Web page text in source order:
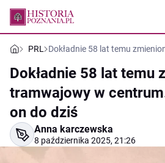
PRL Dokładnie 58 lat temu
Dokładnie 58 lat temu
tramwajowy w
on do dziś
Anna karczewska
8 października 2025, 21:26